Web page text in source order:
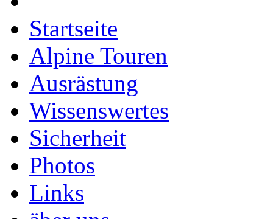
Startseite
Alpine Touren
Ausrästung
Wissenswertes
Sicherheit
Photos
Links